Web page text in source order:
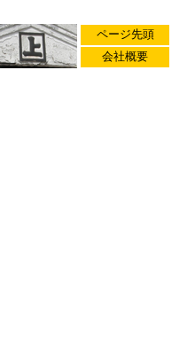
ページ先頭
会社概要